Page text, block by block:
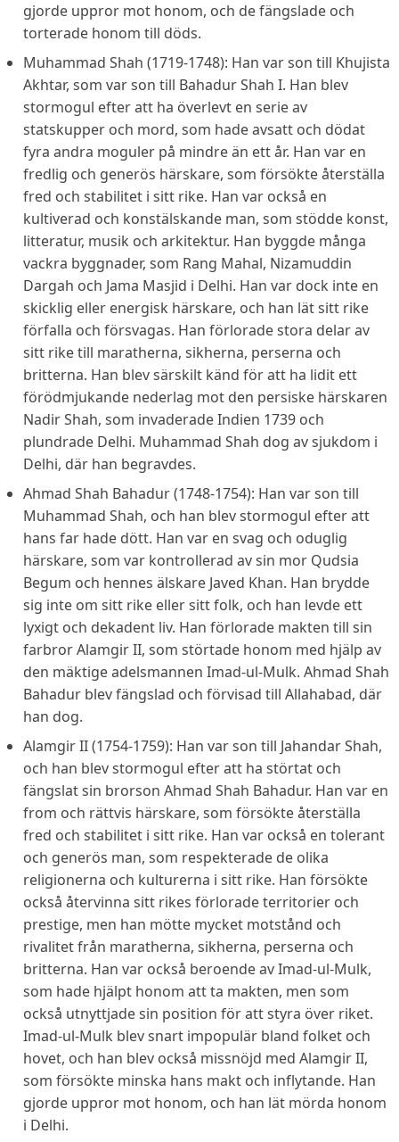
gjorde uppror mot honom, och de fängslade och
torterade honom till döds.
Muhammad Shah (1719-1748): Han var son till Khujista
Akhtar, som var son till Bahadur Shah I. Han blev
stormogul efter att ha överlevt en serie av
statskupper och mord, som hade avsatt och dödat
fyra andra moguler på mindre än ett år. Han var en
fredlig och generös härskare, som försökte återställa
fred och stabilitet i sitt rike. Han var också en
kultiverad och konstälskande man, som stödde konst,
litteratur, musik och arkitektur. Han byggde många
vackra byggnader, som Rang Mahal, Nizamuddin
Dargah och Jama Masjid i Delhi. Han var dock inte en
skicklig eller energisk härskare, och han lät sitt rike
förfalla och försvagas. Han förlorade stora delar av
sitt rike till maratherna, sikherna, perserna och
britterna. Han blev särskilt känd för att ha lidit ett
förödmjukande nederlag mot den persiske härskaren
Nadir Shah, som invaderade Indien 1739 och
plundrade Delhi. Muhammad Shah dog av sjukdom i
Delhi, där han begravdes.
Ahmad Shah Bahadur (1748-1754): Han var son till
Muhammad Shah, och han blev stormogul efter att
hans far hade dött. Han var en svag och oduglig
härskare, som var kontrollerad av sin mor Qudsia
Begum och hennes älskare Javed Khan. Han brydde
sig inte om sitt rike eller sitt folk, och han levde ett
lyxigt och dekadent liv. Han förlorade makten till sin
farbror Alamgir II, som störtade honom med hjälp av
den mäktige adelsmannen Imad-ul-Mulk. Ahmad Shah
Bahadur blev fängslad och förvisad till Allahabad, där
han dog.
Alamgir II (1754-1759): Han var son till Jahandar Shah,
och han blev stormogul efter att ha störtat och
fängslat sin brorson Ahmad Shah Bahadur. Han var en
from och rättvis härskare, som försökte återställa
fred och stabilitet i sitt rike. Han var också en tolerant
och generös man, som respekterade de olika
religionerna och kulturerna i sitt rike. Han försökte
också återvinna sitt rikes förlorade territorier och
prestige, men han mötte mycket motstånd och
rivalitet från maratherna, sikherna, perserna och
britterna. Han var också beroende av Imad-ul-Mulk,
som hade hjälpt honom att ta makten, men som
också utnyttjade sin position för att styra över riket.
Imad-ul-Mulk blev snart impopulär bland folket och
hovet, och han blev också missnöjd med Alamgir II,
som försökte minska hans makt och inflytande. Han
gjorde uppror mot honom, och han lät mörda honom
i Delhi.